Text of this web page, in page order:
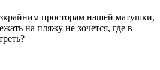
просторам нашей матушки,
на пляжу не хочется, где в